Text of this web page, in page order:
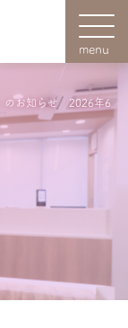
のお知らせ 2026年6